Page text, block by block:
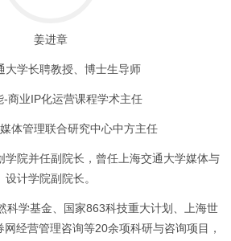
姜进章
大学长聘教授、博士生导师
-商业IP化运营课程学术主任
体管理联合研究中心中方主任
学院并任副院长，曾任上海交通大学媒体与
设计学院副院长。
科学基金、国家863科技重大计划、上海世
经营管理咨询等20余项科研与咨询项目，